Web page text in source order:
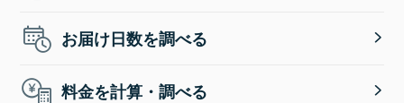
お届け日数を調べる
料金を計算・調べる